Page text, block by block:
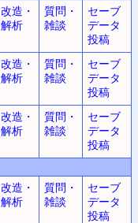
改造・
解析
質問・
雑談
セーブ
データ
投稿
改造・
解析
質問・
雑談
セーブ
データ
投稿
改造・
解析
質問・
雑談
セーブ
データ
投稿
改造・
解析
質問・
雑談
セーブ
データ
投稿